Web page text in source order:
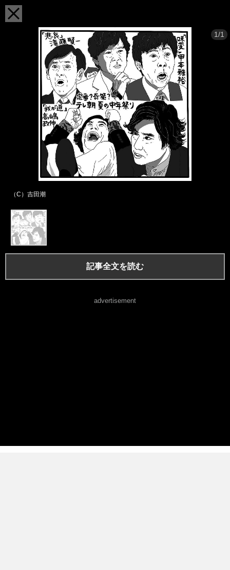
1/1
（C）吉田潮
記事全文を読む
advertisement